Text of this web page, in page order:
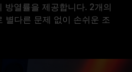
방열률을 제공합니다. 2개의
별다른 문제 없이 손쉬운 조